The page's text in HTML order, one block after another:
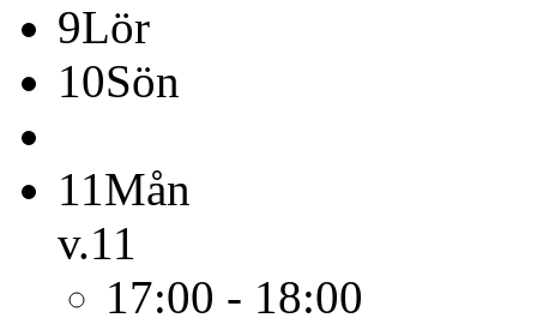
9Lör
10Sön
11Mån
v.11
17:00 - 18:00